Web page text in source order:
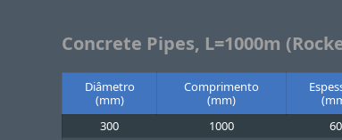
Concrete Pipes, L=1000m
Diâmetro
(mm)
Comprimento
(mm)
300
1000 60